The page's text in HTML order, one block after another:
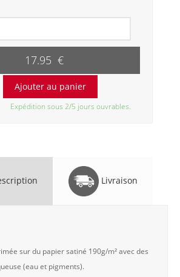
17.95 €
Expédition sous 2/5 jours ouvrables.
Livraison
sur du papier satiné 190g/m² avec des
(eau et pigments).